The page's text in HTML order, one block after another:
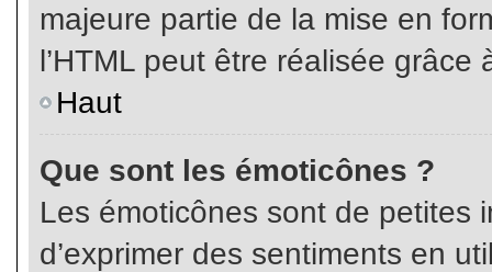
majeure partie de la mise en
l’HTML peut être réalisée grâce
Haut
Que sont les émoticônes ?
Les émoticônes sont de petites
d’exprimer des sentiments en